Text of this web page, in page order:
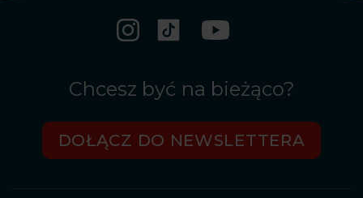
Chcesz być na bieżąco?
DOŁĄCZ DO NEWSLETTERA